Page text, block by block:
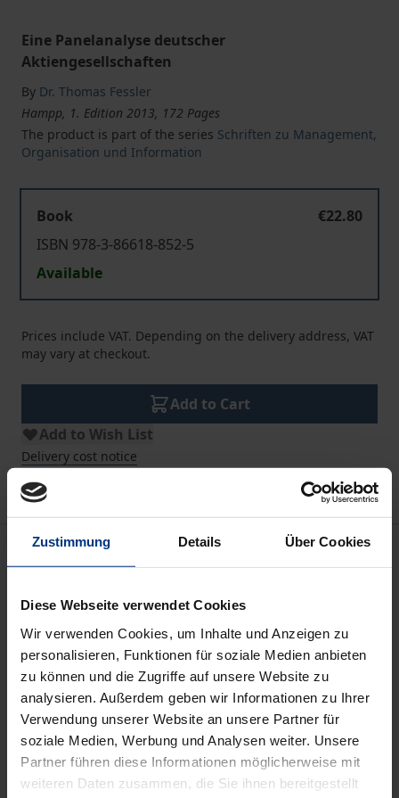
Zustimmung Details Über Cookies
Diese Webseite verwendet Cookies
Wir verwenden Cookies, um Inhalte und Anzeigen zu
personalisieren, Funktionen für soziale Medien anbieten
zu können und die Zugriffe auf unsere Website zu
analysieren. Außerdem geben wir Informationen zu Ihrer
Verwendung unserer Website an unsere Partner für
soziale Medien, Werbung und Analysen weiter. Unsere
Partner führen diese Informationen möglicherweise mit
weiteren Daten zusammen, die Sie ihnen bereitgestellt
Eine Panelanalyse deutscher
Aktiengesellschaften
By Dr. Thomas Fessler
Hampp, 1. Edition 2013, 172 Pages
The product is part of the series Schriften zu Management,
Organisation und Information
Book
€22.80
ISBN 978-3-86618-852-5
Available
Prices include VAT. Depending on the delivery address, VAT
may vary at checkout.
Add to Cart
Add to Wish List
Delivery cost notice
Description
Die Untersuchung der Wirkungen verschiedener
Eigenschaften von Führungsgremien auf die
Unternehmensführung ist ein Forschungsgebiet von
großer Aktualität. Trotz der breiten öffentlichen
Diskussion über die Diversität von Aufsichtsräten
wurde der Zusammenhang von Diversität und
Unternehmenserfolg in Deutschland jenseits der
Gender-Dimension bisher kaum wissenschaftlich